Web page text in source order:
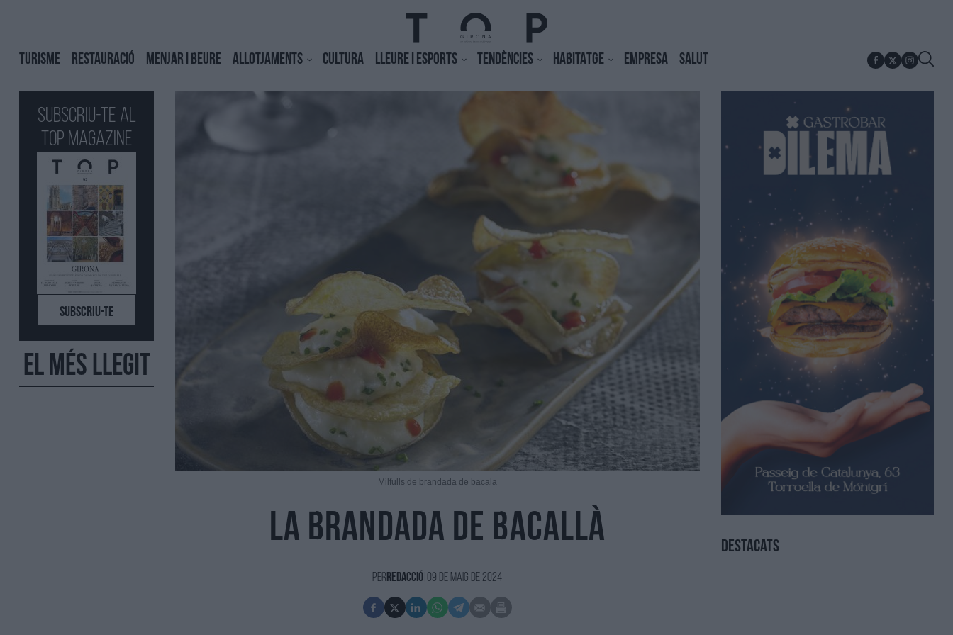
TURISME RESTAURACIÓ MENJAR I BEURE ALLOTJAMENTS CULTURA LLEURE I ESPORTS TENDÈNCIES HABITATGE EMPRESA SALUT
Subscriu-te al
Top Magazine
SUBSCRIU-TE
El més llegit
Milfulls de brandada de bacala
La Brandada de bacallà
PerRedacció 09 de Maig de 2024
Destacats